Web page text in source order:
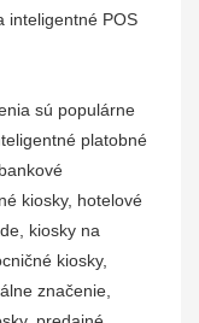
inteligentné POS
sú populárne
platobné
kiosky, hotelové
kiosky na
kiosky,
značenie,